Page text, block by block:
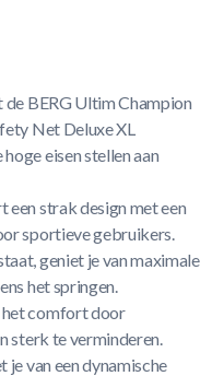
BERG Ultim Champion
Net Deluxe XL
eisen stellen aan
strak design met een
sportieve gebruikers.
geniet je van maximale
het springen.
comfort door
sterk te verminderen.
je van een dynamische